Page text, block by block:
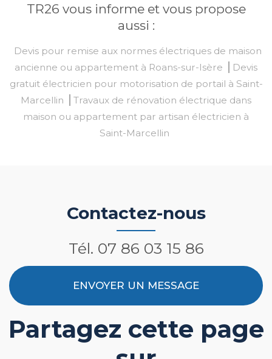
TR26 vous informe et vous propose
aussi :
Devis pour remise aux normes électriques de maison
ancienne ou appartement à Roans-sur-Isère
Devis
gratuit électricien pour motorisation de portail à Saint-
Marcellin
Travaux de rénovation électrique dans
maison ou appartement par artisan électricien à
Saint-Marcellin
Contactez-nous
Tél. 07 86 03 15 86
ENVOYER UN MESSAGE
Partagez cette page